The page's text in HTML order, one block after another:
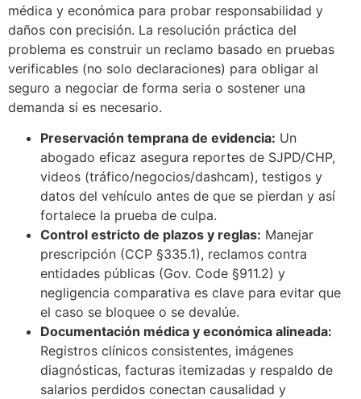
médica y económica para probar responsabilidad y
daños con precisión. La resolución práctica del
problema es construir un reclamo basado en pruebas
verificables (no solo declaraciones) para obligar al
seguro a negociar de forma seria o sostener una
demanda si es necesario.
Preservación temprana de evidencia: Un
abogado eficaz asegura reportes de SJPD/CHP,
videos (tráfico/negocios/dashcam), testigos y
datos del vehículo antes de que se pierdan y así
fortalece la prueba de culpa.
Control estricto de plazos y reglas: Manejar
prescripción (CCP §335.1), reclamos contra
entidades públicas (Gov. Code §911.2) y
negligencia comparativa es clave para evitar que
el caso se bloquee o se devalúe.
Documentación médica y económica alineada:
Registros clínicos consistentes, imágenes
diagnósticas, facturas itemizadas y respaldo de
salarios perdidos conectan causalidad y